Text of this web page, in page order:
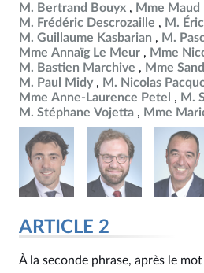
M. Bertrand Bouyx
Mme Maud
M. Frédéric Descrozaille
M.
M. Guillaume Kasbarian
M.
Mme Annaïg Le Meur
Mme
M. Bastien Marchive
Mme
M. Paul Midy
M. Nicolas
Mme Anne-Laurence Petel
M.
M. Stéphane Vojetta
Mme
ARTICLE 2
À la seconde phrase, après le mot